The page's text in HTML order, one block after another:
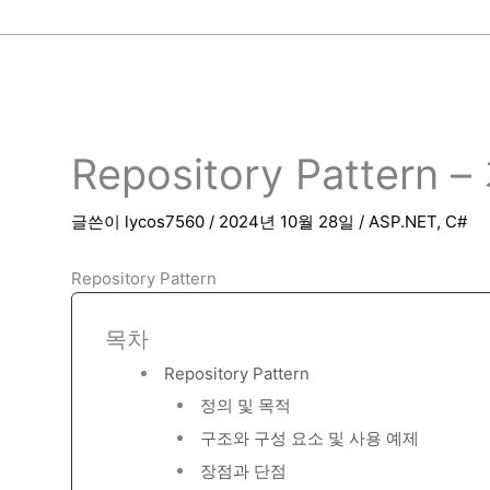
Repository Pattern –
글쓴이 lycos7560 / 2024년 10월 28일 / ASP.NET, C#
Repository Pattern
목차
Repository Pattern
정의 및 목적
구조와 구성 요소 및 사용 예제
장점과 단점